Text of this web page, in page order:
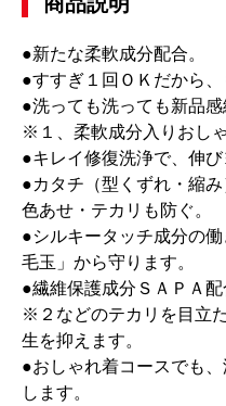
●新たな柔軟成分配合。
●すすぎ１回ＯＫだから、
●洗っても洗っても新品感
※１、柔軟成分入りおし
●キレイ修復洗浄で、伸び
●カタチ（型くずれ・縮
色あせ・テカリも防ぐ。
●シルキータッチ成分の
毛玉」から守ります。
●繊維保護成分ＳＡＰＡ
※２などのテカリを目立
生を抑えます。
●おしゃれ着コースでも
します。